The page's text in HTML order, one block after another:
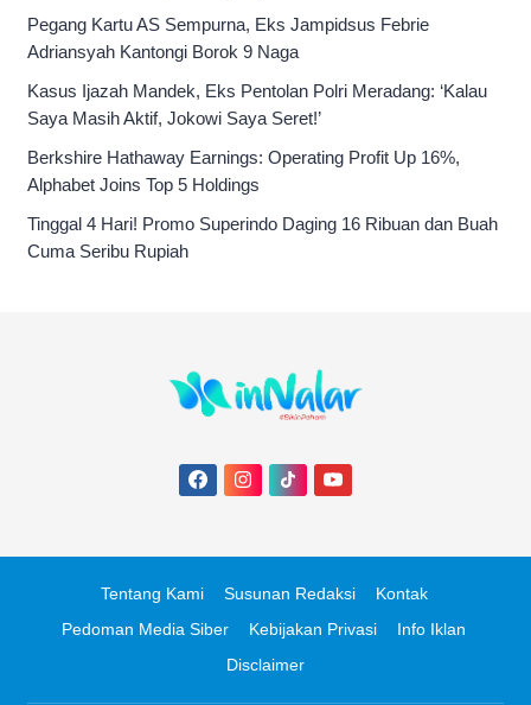
Pegang Kartu AS Sempurna, Eks Jampidsus Febrie
Adriansyah Kantongi Borok 9 Naga
Kasus Ijazah Mandek, Eks Pentolan Polri Meradang: ‘Kalau
Saya Masih Aktif, Jokowi Saya Seret!’
Berkshire Hathaway Earnings: Operating Profit Up 16%,
Alphabet Joins Top 5 Holdings
Tinggal 4 Hari! Promo Superindo Daging 16 Ribuan dan Buah
Cuma Seribu Rupiah
Tentang Kami Susunan Redaksi
Kontak
Pedoman Media Siber
Kebijakan Privasi
Info Iklan
Disclaimer